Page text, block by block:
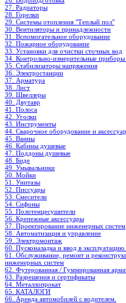
27. Радиаторы
28. Горелки
29. Системы отопления "Теплый пол"
30. Вентиляторы и принадлежности
31. Вспомогательное оборудование
32. Пожарное оборудование
33. Установки для очистки сточных вод
34. Контрольно-измерительные приборы
35. Стабилизаторы напряжения
36. Электростанции
37. Арматура
38. Лист
39. Швеллеры
40. Двутавр
41. Полоса
42. Уголки
43. Инструменты
44. Сварочное оборудование и
45. Ванны
46. Кабины душевые
47. Поддоны душевые
48. Биде
49. Умывальники
50. Мойки
51. Унитазы
52. Писсуары
53. Смесители
54. Сифоны
55. Полотенцесушители
56. Крепежные аксессуары
57. Проектирование инженерных систем
58. Автоматизация и управление
59. Электромонтаж
60. Пусконаладка и ввод в
61. Обслуживание, ремонт и
инженерных систем
62. Футерованная / Гуммированная
63. Разрешения и сертификаты
64. Металлопрокат
65. КАТАЛОГИ
66. Аренда автомобилей с водителем.